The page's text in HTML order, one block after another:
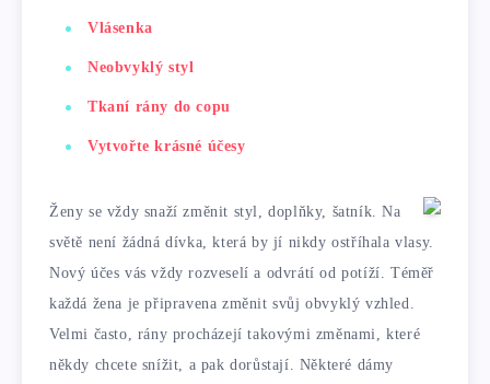
Vlásenka
Neobvyklý styl
Tkaní rány do copu
Vytvořte krásné účesy
Ženy se vždy snaží změnit styl, doplňky, šatník. Na
světě není žádná dívka, která by jí nikdy ostříhala vlasy.
Nový účes vás vždy rozveselí a odvrátí od potíží. Téměř
každá žena je připravena změnit svůj obvyklý vzhled.
Velmi často, rány procházejí takovými změnami, které
někdy chcete snížit, a pak dorůstají. Některé dámy